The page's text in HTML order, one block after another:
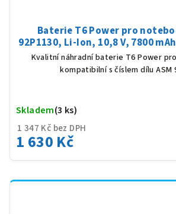
Baterie T6 Power pro
92P1130, Li-Ion, 10,8 V, 7800
Kvalitní náhradní baterie T6 Power
kompatibilní s číslem dílu ASM
1 347 Kč bez DPH
1 630 Kč
Skladem(3 ks)